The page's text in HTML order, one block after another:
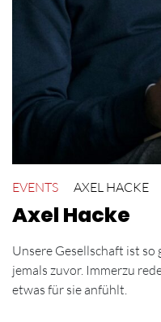
EVENTS AXEL HACKE
Axel Hacke
Unsere Gesellschaft ist
jemals zuvor. Immerzu
etwas für sie anfühlt.